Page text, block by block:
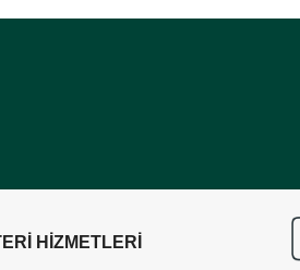
HİZMETLERİ